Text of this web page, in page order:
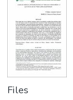
Files